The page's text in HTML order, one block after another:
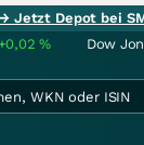
→ Jetzt Depot bei
+0,02% Dow